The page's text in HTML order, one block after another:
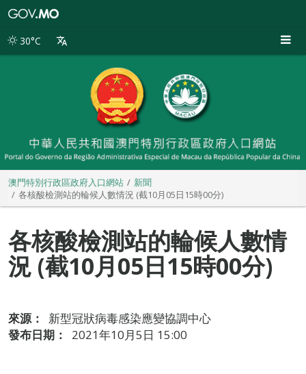
別
30°C
澳門特別行政區政府入口網站
新聞
各核酸檢測站的輪候人數情況 (截10月05日15時00分)
各核酸檢測站的輪候人數情
況 (截10月05日15時00分)
來源：
新型冠狀病毒感染應變協調中心
發布日期：
2021年10月5日 15:00